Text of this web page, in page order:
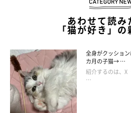
「柔軟剤や石けんのニオイ」は、
毛が密集して生えている猫の体は、被
やすい性質があります。そのため、
軟剤の香りが移ったり、飼い主さんが
ハンドクリームの香りが移ったりする
いないのに石けんみたいな香りがする
とがあるようです。
あわせて読み
「猫が好き」
全身がクッショ
カ月の子猫→ …
紹介するのは、
…